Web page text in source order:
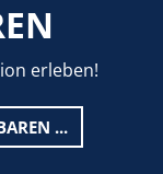
erleben!
...